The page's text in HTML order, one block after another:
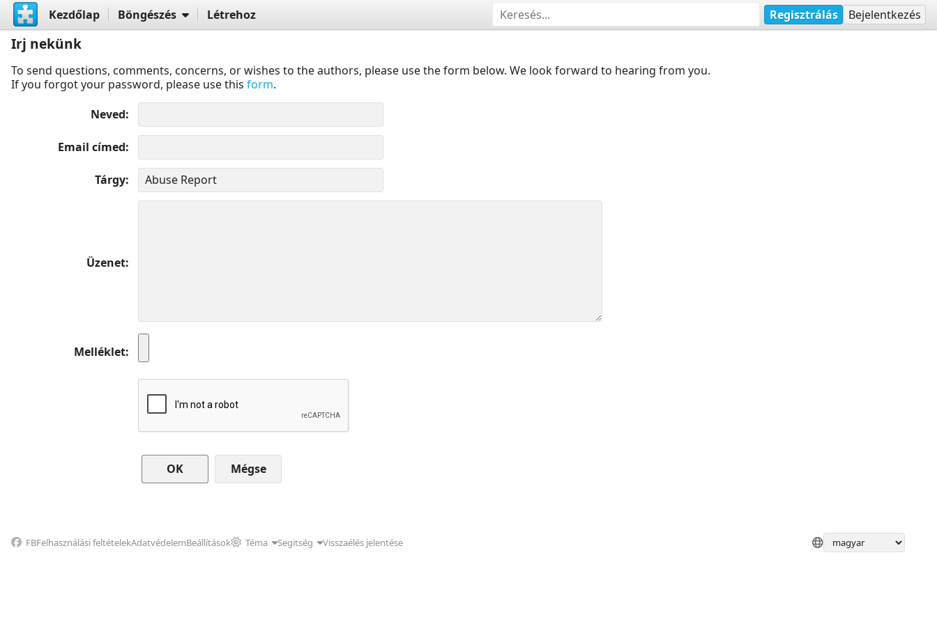
Kezdőlap Böngészés Létrehoz Regisztrálás Bejelentkezés
Irj nekünk
To send questions, comments, concerns, or wishes to the authors, please use the form below. We look forward to hearing from you.
If you forgot your password, please use this form.
Neved
Email címed
Tárgy
Üzenet
Melléklet
Mégse
FBFelhasználási feltételekAdatvédelemBeállítások Téma Segitség Visszaélés jelentése